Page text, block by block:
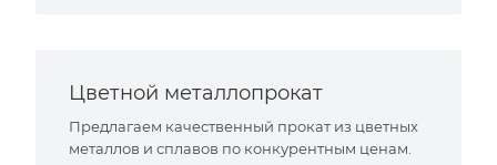
Цветной металлопрокат
Предлагаем качественный прокат из цветных
металлов и сплавов по конкурентным ценам.